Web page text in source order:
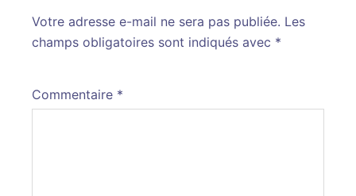
Votre adresse e-mail ne sera pas publiée. Les
champs obligatoires sont indiqués avec *
Commentaire *
Alternative: